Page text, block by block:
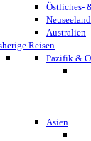
Östliches-
Neuseeland
Australien
Reisen
Pazifik &
Asien